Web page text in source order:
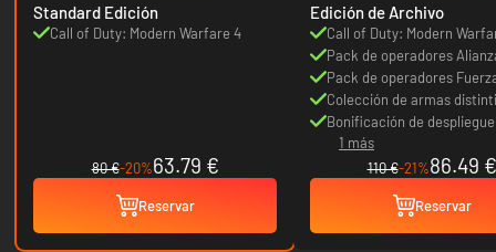
Standard Edición
Call of Duty: Modern Warfare 4
80 €-20%63.79 €
Reservar
Edición de Archivo
Call of Duty: Modern
Pack de operadores
Pack de operadores
especiales
Colección de armas
Bonificación de despliegue
1 más
110 €-21%86.49 €
Reservar